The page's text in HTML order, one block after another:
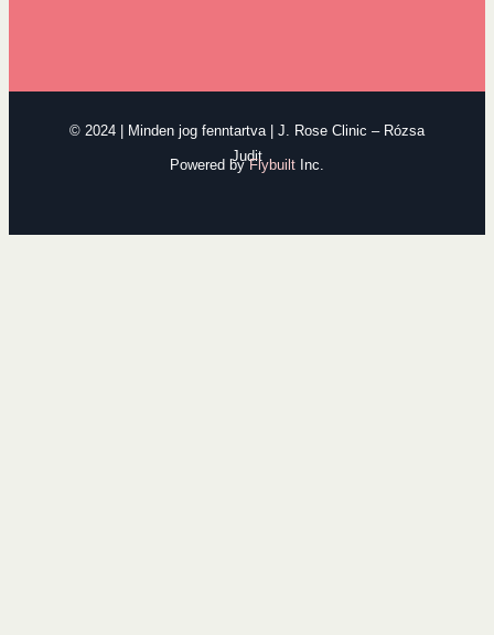
© 2024 | Minden jog fenntartva | J. Rose Clinic – Rózsa
Judit
Powered byFlybuilt Inc.